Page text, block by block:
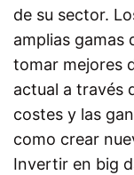
de su sector.
amplias gamas
tomar mejores
actual a través
costes y las
como crear
Invertir en big